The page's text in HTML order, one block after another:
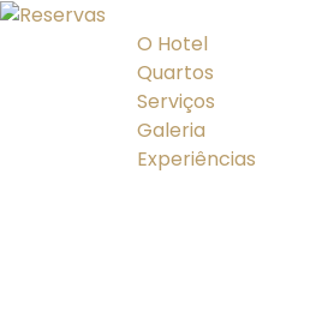
O Hotel
Quartos
Serviços
Galeria
Experiências